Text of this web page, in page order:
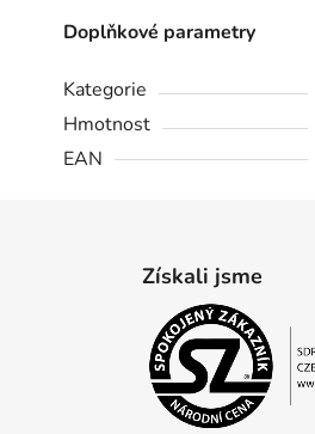
Doplňkové parametry
Kategorie
Hmotnost
EAN
Získali jsme